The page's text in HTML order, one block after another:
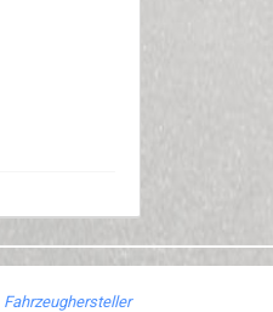
Fahrzeughersteller